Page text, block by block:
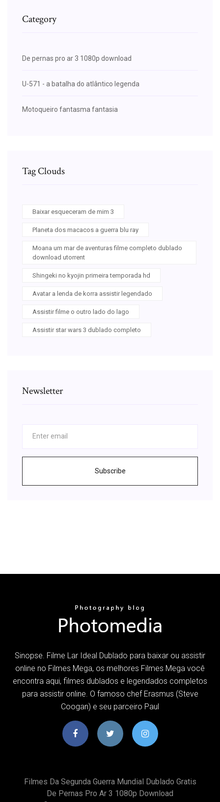
Category
De pernas pro ar 3 1080p download
U-571 - a batalha do atlântico legenda
Motoqueiro fantasma fantasia
Tag Clouds
Baixar esqueceram de mim 3
Planeta dos macacos a guerra blu ray
Moana um mar de aventuras filme completo dublado
download utorrent
Shingeki no kyojin primeira temporada hd
Avatar a lenda de korra assistir legendado
Assistir filme o outro lado do lago
Assistir star wars 3 dublado completo
Newsletter
Subscribe
Sinopse. Filme Lar Ideal Dublado para baixar ou assistir
online no Filmes Mega, os melhores Filmes Mega você
encontra aqui, filmes dublados e legendados completos
para assistir online. O famoso chef Erasmus (Steve
Coogan) e seu parceiro Paul
Filmes Da Segunda Guerra Mundial Dublado Gratis
De Pernas Pro Ar 3 1080p Download